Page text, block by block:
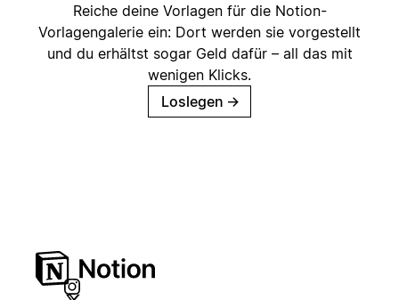
Reiche deine Vorlagen für die Notion-
Vorlagengalerie ein: Dort werden sie vorgestellt
und du erhältst sogar Geld dafür – all das mit
wenigen Klicks.
Loslegen →